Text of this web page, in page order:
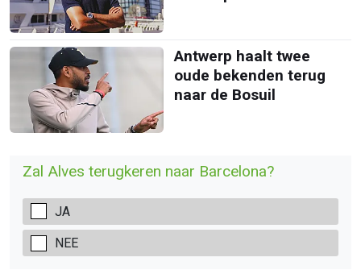
Antwerp haalt twee
oude bekenden terug
naar de Bosuil
Zal Alves terugkeren naar Barcelona?
JA
NEE